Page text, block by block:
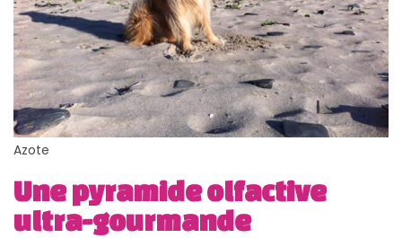
Azote
Une pyramide olfactive
ultra-gourmande